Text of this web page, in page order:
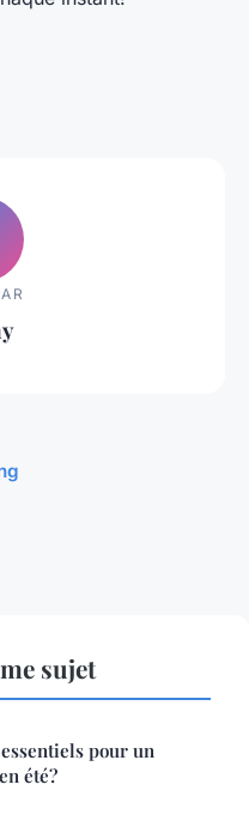
sujet
pour un
été?